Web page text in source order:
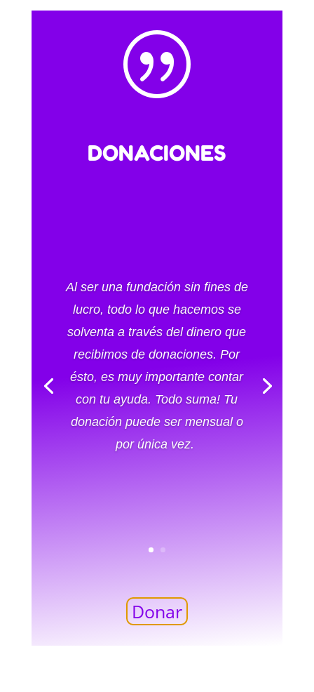
|
DONACIONES
Al ser una fundación sin fines de
lucro, todo lo que hacemos se
solventa a través del dinero que
recibimos de donaciones. Por
ésto, es muy importante contar
con tu ayuda. Todo suma! Tu
donación puede ser mensual o
por única vez.
Donar